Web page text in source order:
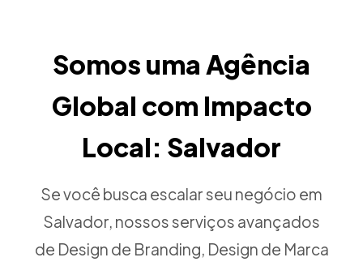
Somos uma Agência
Global com Impacto
Local: Salvador
Se você busca escalar seu negócio em
Salvador, nossos serviços avançados
de Design de Branding, Design de Marca